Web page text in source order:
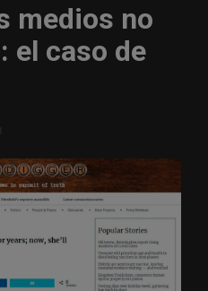
medios no
el caso de